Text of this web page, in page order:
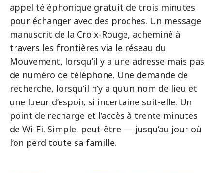
appel téléphonique gratuit de trois minutes
pour échanger avec des proches. Un message
manuscrit de la Croix-Rouge, acheminé à
travers les frontières via le réseau du
Mouvement, lorsqu’il y a une adresse mais pas
de numéro de téléphone. Une demande de
recherche, lorsqu’il n’y a qu’un nom de lieu et
une lueur d’espoir, si incertaine soit-elle. Un
point de recharge et l’accès à trente minutes
de Wi-Fi. Simple, peut-être — jusqu’au jour où
l’on perd toute sa famille.